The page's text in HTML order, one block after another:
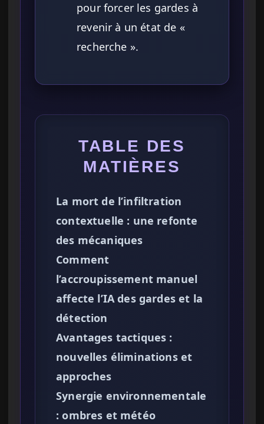
pour forcer les gardes à
revenir à un état de «
recherche ».
TABLE DES
MATIÈRES
La mort de l’infiltration
contextuelle : une refonte
des mécaniques
Comment
l’accroupissement manuel
affecte l’IA des gardes et la
détection
Avantages tactiques :
nouvelles éliminations et
approches
Synergie environnementale
: ombres et météo